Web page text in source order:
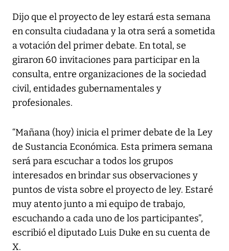
Dijo que el proyecto de ley estará esta semana
en consulta ciudadana y la otra será a sometida
a votación del primer debate. En total, se
giraron 60 invitaciones para participar en la
consulta, entre organizaciones de la sociedad
civil, entidades gubernamentales y
profesionales.
“Mañana (hoy) inicia el primer debate de la Ley
de Sustancia Económica. Esta primera semana
será para escuchar a todos los grupos
interesados en brindar sus observaciones y
puntos de vista sobre el proyecto de ley. Estaré
muy atento junto a mi equipo de trabajo,
escuchando a cada uno de los participantes”,
escribió el diputado Luis Duke en su cuenta de
X.